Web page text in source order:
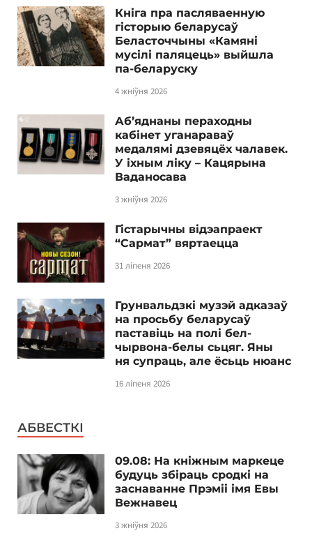
Кніга пра пасляваенную
гісторыю беларусаў
Беласточчыны «Камяні
мусілі паляцець» выйшла
па-беларуску
4 жніўня 2026
Аб’яднаны пераходны
кабінет уганараваў
медалямі дзевяцёх чалавек.
У іхным ліку – Кацярына
Ваданосава
3 жніўня 2026
Гістарычны відэапраект
“Сармат” вяртаецца
31 ліпеня 2026
Грунвальдзкі музэй адказаў
на просьбу беларусаў
паставіць на полі бел-
чырвона-белы сьцяг. Яны
ня супраць, але ёсьць нюанс
16 ліпеня 2026
АБВЕСТКІ
09.08: На кніжным маркеце
будуць збіраць сродкі на
заснаванне Прэміі імя Евы
Вежнавец
3 жніўня 2026